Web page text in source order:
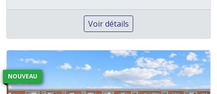
Voir détails
NOUVEAU